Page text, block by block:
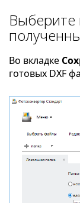
Выберите
Во вкладке
готовых DXF